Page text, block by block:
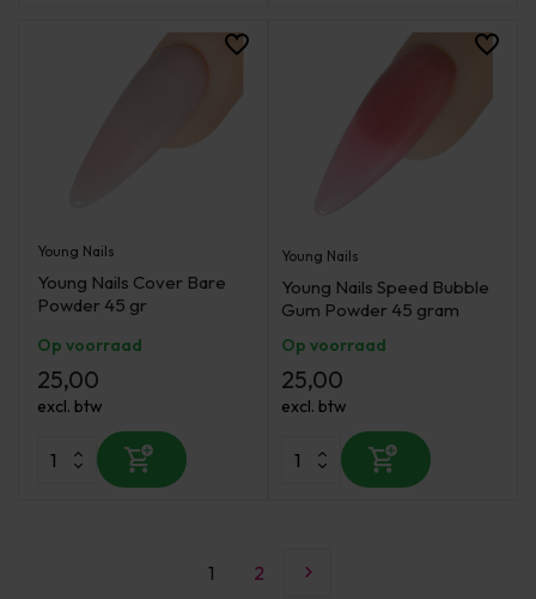
Young Nails
Young Nails Cover Bare
Powder 45 gr
Op voorraad
25,00
excl. btw
Young Nails
Young Nails Speed Bubble
Gum Powder 45 gram
Op voorraad
25,00
excl. btw
1 2